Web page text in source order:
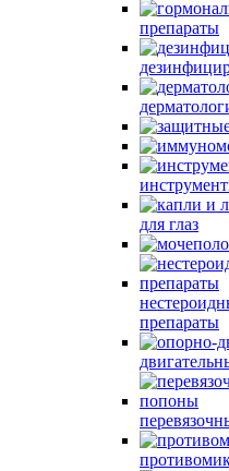
препараты
для глаз
препараты